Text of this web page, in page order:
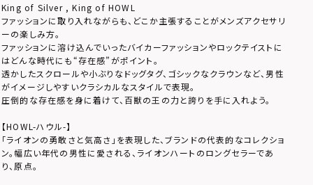
King of Silver , King of HOWL
ファッションに取り入れながらも、どこか主張することがメンズアクセサリ
ーの楽しみ方。
ファッションに溶け込んでいったバイカーファッションやロックテイストに
はどんな時代にも“存在感”がポイント。
透かしたスクロールや小ぶりなドッグタグ、ゴシックなクラウンなど、男性
がイメージしやすいクラシカルなスタイルで表現。
圧倒的な存在感を身に着けて、百獣の王の力と誇りを手に入れよう。
【HOWL-ハウル-】
「ライオンの勇敢さと気高さ」を表現した、ブランドの代表的なコレクショ
ン。幅広い年代の男性に愛される、ライオンハートのロングセラーであ
り、原点。